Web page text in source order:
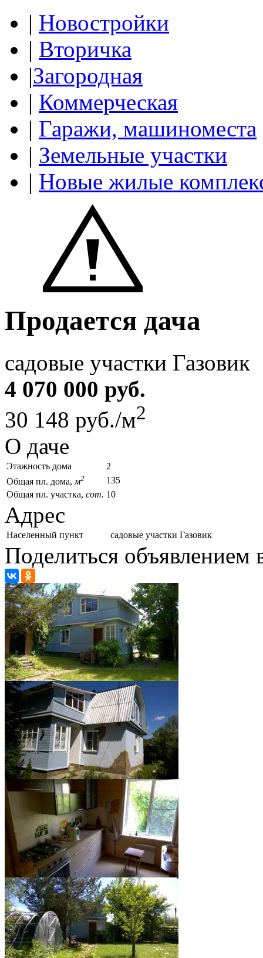
| Новостройки
| Вторичка
|Загородная
| Коммерческая
| Гаражи, машиноместа
| Земельные участки
| Новые жилые
Продается дача
садовые участки Газовик
4 070 000 руб.
30 148 руб./м2
О даче
Этажность дома
2
Общая пл. дома, м2
135
Общая пл. участка, сот. 10
Адрес
Населенный пункт садовые участки Газовик
Поделиться объявлением